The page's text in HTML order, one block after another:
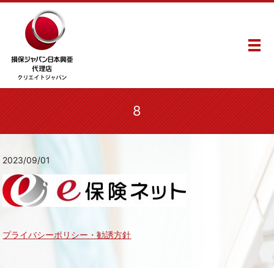
メ
8
2023/09/01
プライバシーポリシー・勧誘方針